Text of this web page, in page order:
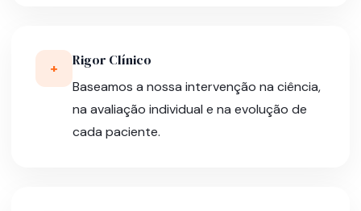
+ Rigor Clínico
Baseamos a nossa intervenção na ciência,
na avaliação individual e na evolução de
cada paciente.